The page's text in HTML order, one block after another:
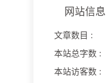
网站信息
文章数目 :
本站总字数 :
本站访客数 :